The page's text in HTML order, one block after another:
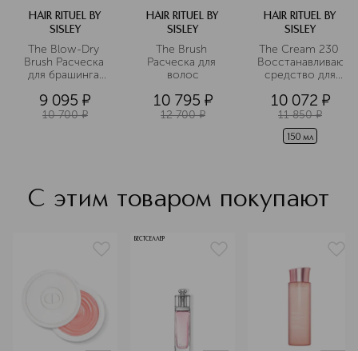
HAIR RITUEL BY
SISLEY
The Blow-Dry
Brush Расческа
для брашинга
9 095 ¤
10 700 ¤
HAIR RITUEL BY
SISLEY
The Brush
Расческа для
волос
10 795 ¤
12 700 ¤
HAIR RITUEL BY
SISLEY
The Cream 230
средство для
эффектом
термозащиты
10 072 ¤
11 850 ¤
150 мл
С этим товаром покупают
БЕСТСЕЛЛЕР